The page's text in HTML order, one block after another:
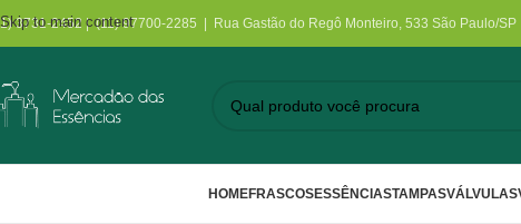
Skip to main content
3731-2452 | (11) 97700-2285 | Rua Gastão do Regô Monteiro, 533 São Paulo/SP
HOMEFRASCOSESSÊNCIASTAMPASVÁLVULAS